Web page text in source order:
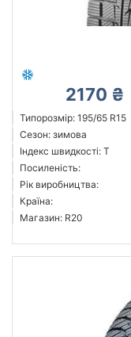
2170 ₴
Типорозмір: 195/65 R15
Сезон: зимова
Індекс швидкості: T
Посиленість:
Рік виробництва:
Країна:
Магазин: R20